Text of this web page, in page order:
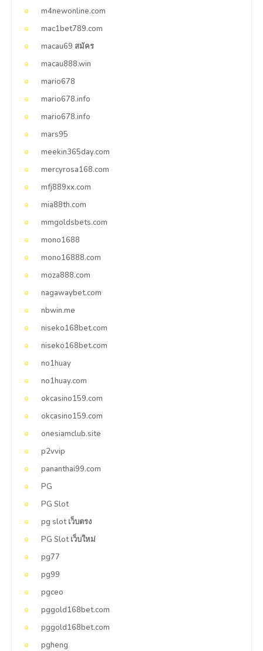
m4newonline.com
mac1bet789.com
macau69 สมัคร
macau888.win
mario678
mario678.info
mario678.info
mars95
meekin365day.com
mercyrosa168.com
mfj889xx.com
mia88th.com
mmgoldsbets.com
mono1688
mono16888.com
moza888.com
nagawaybet.com
nbwin.me
niseko168bet.com
niseko168bet.com
no1huay
no1huay.com
okcasino159.com
okcasino159.com
onesiamclub.site
p2vvip
pananthai99.com
PG
PG Slot
pg slot เว็บตรง
PG Slot เว็บใหม่
pg77
pg99
pgceo
pggold168bet.com
pggold168bet.com
pgheng